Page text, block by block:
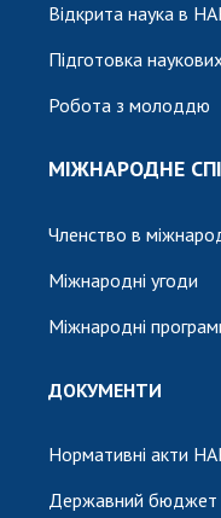
Відкрита наука в
Підготовка
Робота з молоддю
МІЖНАРОДНЕ
Членство в
Міжнародні угоди
Міжнародні
ДОКУМЕНТИ
Нормативні акти
Державний бюджет